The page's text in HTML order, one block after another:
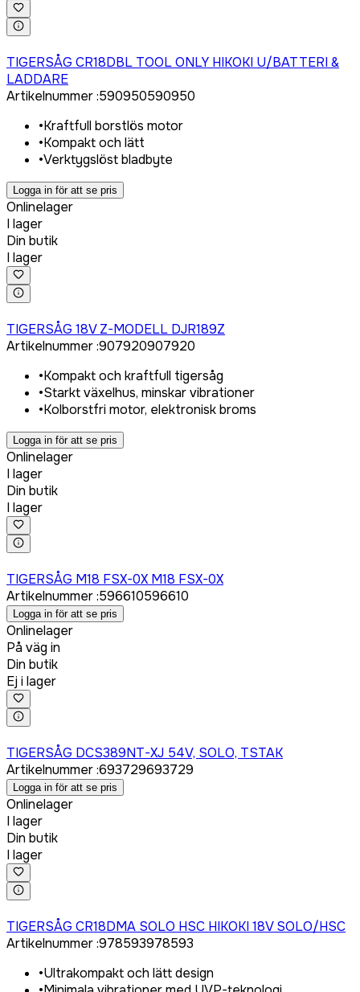
TIGERSÅG CR18DBL TOOL ONLY HIKOKI U/BATTERI &
LADDARE
Artikelnummer:590950590950
•Kraftfull borstlös motor
•Kompakt och lätt
•Verktygslöst bladbyte
Logga in för att se pris
Onlinelager
I lager
Din butik
I lager
TIGERSÅG 18V Z-MODELL DJR189Z
Artikelnummer:907920907920
•Kompakt och kraftfull tigersåg
•Starkt växelhus, minskar vibrationer
•Kolborstfri motor, elektronisk broms
Logga in för att se pris
Onlinelager
I lager
Din butik
I lager
TIGERSÅG M18 FSX-0X M18 FSX-0X
Artikelnummer:596610596610
Logga in för att se pris
Onlinelager
På väg in
Din butik
Ej i lager
TIGERSÅG DCS389NT-XJ 54V, SOLO, TSTAK
Artikelnummer:693729693729
Logga in för att se pris
Onlinelager
I lager
Din butik
I lager
TIGERSÅG CR18DMA SOLO HSC HIKOKI 18V SOLO/HSC
Artikelnummer:978593978593
•Ultrakompakt och lätt design